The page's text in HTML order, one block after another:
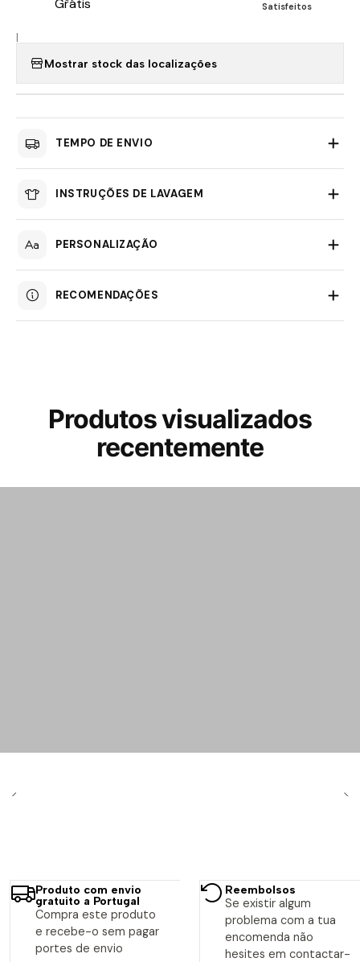
Satisfeitos
|
Mostrar stock das localizações
TEMPO DE ENVIO
INSTRUÇÕES DE LAVAGEM
PERSONALIZAÇÃO
RECOMENDAÇÕES
Produtos visualizados
recentemente
Produto com envio
gratuito a Portugal
Compra este produto
e recebe-o sem pagar
portes de envio
Reembolsos
Se existir algum
problema com a tua
encomenda não
hesites em contactar-